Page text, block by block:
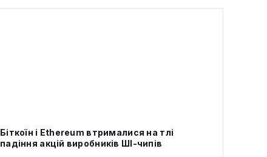
Біткоїн і Ethereum втрималися на тлі
падіння акцій виробників ШІ-чипів